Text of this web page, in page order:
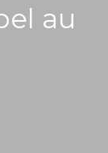
au